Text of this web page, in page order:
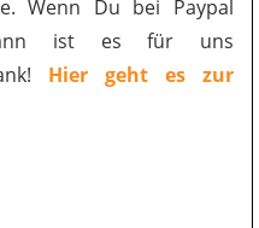
Wenn Du bei Paypal
dann ist es für uns
Hier geht es zur